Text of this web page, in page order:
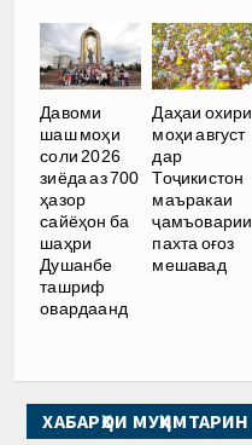
Давоми
шаш моҳи
соли 2026
зиёда аз 700
ҳазор
сайёҳон ба
шаҳри
Душанбе
ташриф
овардаанд
Даҳаи охири
моҳи август
дар
Тоҷикистон
маъракаи
ҷамъоварии
пахта оғоз
мешавад
ХАБАРҲОИ МУҲИМТАРИН